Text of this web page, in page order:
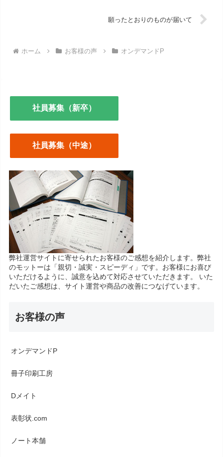
願ったとおりのものが届いて
ホーム お客様の声 オンデマンドP
社員募集（新卒）
社員募集（中途）
弊社運営サイトに寄せられたお客様のご感想を紹介します。弊社
のモットーは「親切・誠実・スピーディ」です。お客様にお喜び
いただけるように、誠意を込めて対応させていただきます。 いた
だいたご感想は、サイト運営や商品の改善につなげています。
お客様の声
オンデマンドP
冊子印刷工房
Dメイト
表彰状.com
ノート本舗